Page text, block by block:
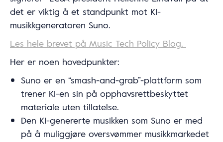
det er viktig å et standpunkt mot KI-
musikkgeneratoren Suno.
Les hele brevet på Music Tech Policy Blog.
Her er noen hovedpunkter:
Suno er en “smash-and-grab”-plattform som
trener KI-en sin på opphavsrettbeskyttet
materiale uten tillatelse.
Den KI-genererte musikken som Suno er med
på å muliggjøre oversvømmer musikkmarkedet